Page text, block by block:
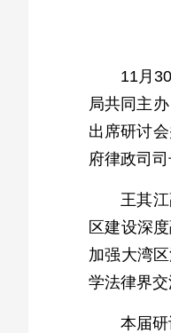
11月
局共同主
出席研讨
府律政司
王其
区建设深
加强大湾
学法律界
本届研